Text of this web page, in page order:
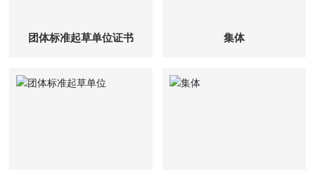
团体标准起草单位证书 集体